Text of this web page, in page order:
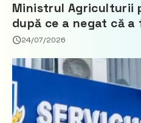
Ministrul Agriculturii
după ce a negat că
Partidul Democrat
24/07/2026